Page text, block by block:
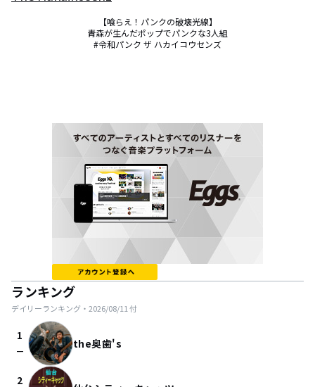
【喰らえ！パンクの破壊光線】
青森が生んだポップでパンクな3人組
#令和パンク ザ ハカイコウセンズ
ランキング
デイリーランキング・ 2026/08/11 付
1
check_indeterminate_small the奥歯's
2